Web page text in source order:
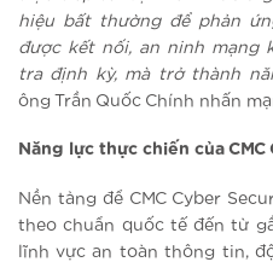
hiệu bất thường để phản
được kết nối, an ninh mạng
tra định kỳ, mà trở thành
ông Trần Quốc Chính nhấn
Năng lực thực chiến của
Nền tảng để CMC Cyber
theo chuẩn quốc tế đến từ
lĩnh vực an toàn thông tin,